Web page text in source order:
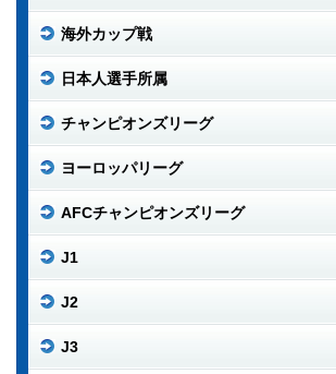
海外カップ戦
日本人選手所属
チャンピオンズリーグ
ヨーロッパリーグ
AFCチャンピオンズリーグ
J1
J2
J3